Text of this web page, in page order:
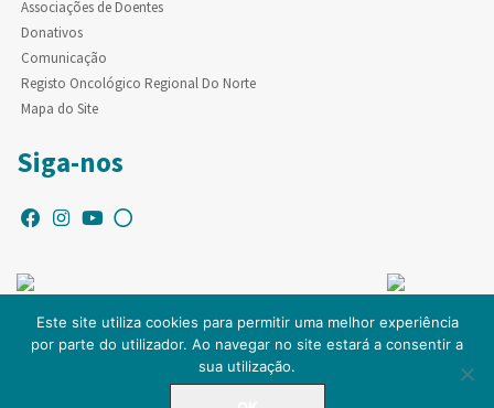
Associações de Doentes
Donativos
Comunicação
Registo Oncológico Regional Do Norte
Mapa do Site
Siga-nos
© Copyright IPO-PORTO. Todos os direitos reservados.
Este site utiliza cookies para permitir uma melhor experiência
por parte do utilizador. Ao navegar no site estará a consentir a
sua utilização.